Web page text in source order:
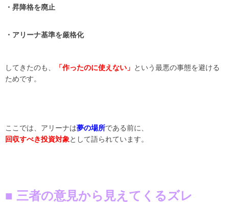
・昇降格を廃止
・アリーナ基準を厳格化
してきたのも、 「作ったのに使えない」 という最悪の事態を避ける
ためです。
ここでは、アリーナは夢の場所である前に、
回収すべき投資対象として語られています。
■ 三者の意見から見えてくるズレ